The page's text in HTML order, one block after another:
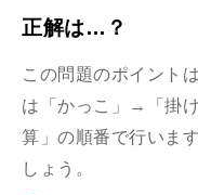
正解は…？
この問題のポイント
は「かっこ」→「掛
算」の順番で行いま
しょう。